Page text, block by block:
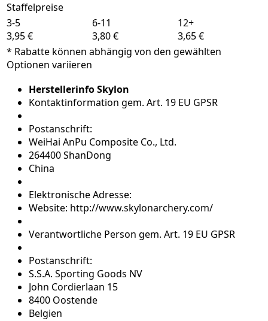
Staffelpreise
3-5
3,95 €
6-11
3,80 €
12+
3,65 €
* Rabatte können abhängig von den gewählten
Optionen variieren
Herstellerinfo Skylon
Kontaktinformation gem. Art. 19 EU GPSR
Postanschrift:
WeiHai AnPu Composite Co., Ltd.
264400 ShanDong
China
Elektronische Adresse:
Website: http://www.skylonarchery.com/
Verantwortliche Person gem. Art. 19 EU GPSR
Postanschrift:
S.S.A. Sporting Goods NV
John Cordierlaan 15
8400 Oostende
Belgien